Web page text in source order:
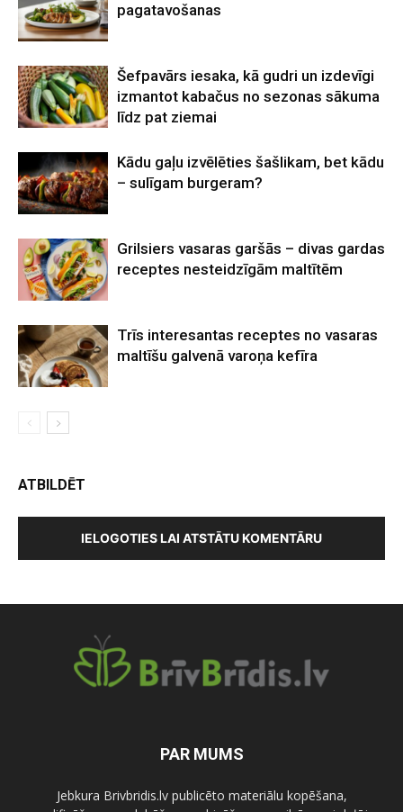
pagatavošanas
Šefpavārs iesaka, kā gudri un izdevīgi
izmantot kabačus no sezonas sākuma
līdz pat ziemai
Kādu gaļu izvēlēties šašlikam, bet kādu
– sulīgam burgeram?
Grilsiers vasaras garšās – divas gardas
receptes nesteidzīgām maltītēm
Trīs interesantas receptes no vasaras
maltīšu galvenā varoņa kefīra
ATBILDĒT
IELOGOTIES LAI ATSTĀTU KOMENTĀRU
PAR MUMS
Jebkura Brivbridis.lv publicēto materiālu kopēšana,